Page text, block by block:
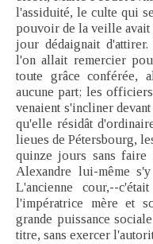
l'assiduité, le culte qui
pouvoir de la veille
jour dédaignait
l'on allait remercier
toute grâce conférée,
aucune part; les
venaient s'incliner
qu'elle résidât
lieues de Pétersbourg,
quinze jours sans faire
Alexandre lui-même
L'ancienne cour,--
l'impératrice mère et
grande puissance
titre, sans exercer